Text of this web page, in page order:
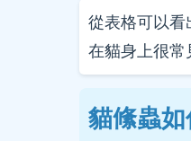
從表格可以看
在貓身上很常
貓絛蟲如